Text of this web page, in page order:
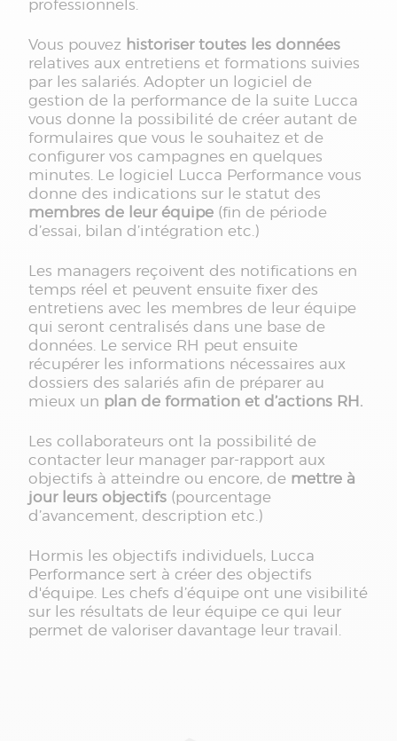
professionnels.
Vous pouvez historiser toutes les données
relatives aux entretiens et formations suivies
par les salariés. Adopter un logiciel de
gestion de la performance de la suite Lucca
vous donne la possibilité de créer autant de
formulaires que vous le souhaitez et de
configurer vos campagnes en quelques
minutes. Le logiciel Lucca Performance vous
donne des indications sur le statut des
membres de leur équipe (fin de période
d’essai, bilan d’intégration etc.)
Les managers reçoivent des notifications en
temps réel et peuvent ensuite fixer des
entretiens avec les membres de leur équipe
qui seront centralisés dans une base de
données. Le service RH peut ensuite
récupérer les informations nécessaires aux
dossiers des salariés afin de préparer au
mieux un plan de formation et d’actions RH.
Les collaborateurs ont la possibilité de
contacter leur manager par-rapport aux
objectifs à atteindre ou encore, de mettre à
jour leurs objectifs (pourcentage
d’avancement, description etc.)
Hormis les objectifs individuels, Lucca
Performance sert à créer des objectifs
d'équipe. Les chefs d’équipe ont une visibilité
sur les résultats de leur équipe ce qui leur
permet de valoriser davantage leur travail.